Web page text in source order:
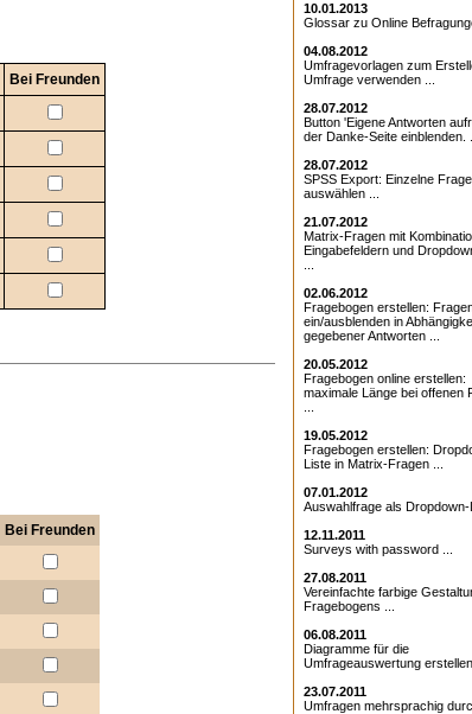
Bei Freunden
Bei Freunden
10.01.2013
Glossar zu Online
04.08.2012
Umfragevorlagen zum
Umfrage verwenden ...
28.07.2012
Button 'Eigene Antworten
der Danke-Seite einblenden. ...
28.07.2012
SPSS Export: Einzelne
auswählen ...
21.07.2012
Matrix-Fragen mit
Eingabefeldern und
02.06.2012
Fragebogen erstellen:
ein/ausblenden in
gegebener Antworten ...
20.05.2012
Fragebogen online erstellen:
maximale Länge bei offenen
19.05.2012
Fragebogen erstellen:
Liste in Matrix-Fragen ...
07.01.2012
Auswahlfrage als Dropdown-
12.11.2011
Surveys with password ...
27.08.2011
Vereinfachte farbige
Fragebogens ...
06.08.2011
Diagramme für die
Umfrageauswertung erstellen
23.07.2011
Umfragen mehrsprachig